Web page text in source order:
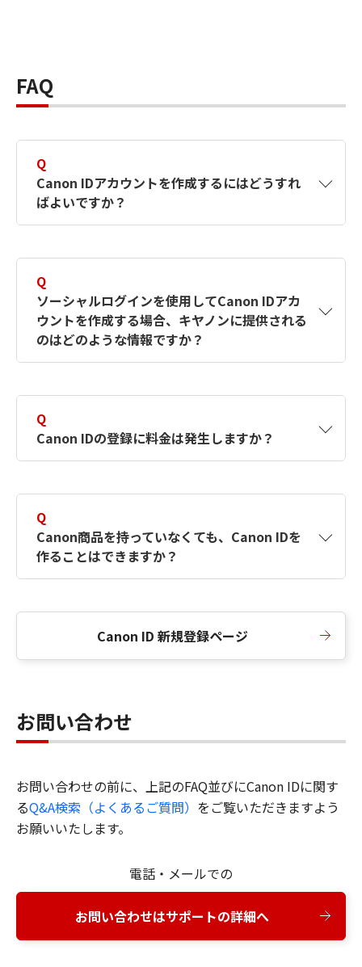
FAQ
Q
Canon IDアカウントを作成するにはどうすれ
ばよいですか？
す。詳しい作成方法は【カメラ】Canon IDとは
何ですか？Canon IDの作成方法は？をご確認く
ださい。
Q
ソーシャルログインを使用してCanon IDアカ
ウントを作成する場合、キヤノンに提供される
のはどのような情報ですか？
択したサービスから取得します。アカウントを
簡単に作成できるように、この情報を使用して
Canon IDの登録フォームを入力します。
Q
Canon IDの登録に料金は発生しますか？
Q
Canon商品を持っていなくても、Canon IDを
作ることはできますか？
Canon ID 新規登録ページ
お問い合わせ
お問い合わせの前に、上記のFAQ並びにCanon IDに関す
るQ&A検索（よくあるご質問） をご覧いただきますよう
お願いいたします。
電話・メールでの
お問い合わせはサポートの詳細へ